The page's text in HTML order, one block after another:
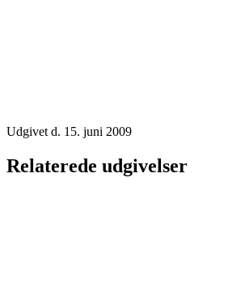
Udgivet d. 15. juni 2009
Relaterede udgivelser